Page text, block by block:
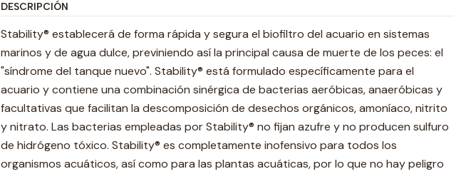
DESCRIPCIÓN
Stability® establecerá de forma rápida y segura el biofiltro del acuario en sistemas
marinos y de agua dulce, previniendo así la principal causa de muerte de los peces: el
"síndrome del tanque nuevo". Stability® está formulado específicamente para el
acuario y contiene una combinación sinérgica de bacterias aeróbicas, anaeróbicas y
facultativas que facilitan la descomposición de desechos orgánicos, amoníaco, nitrito
y nitrato. Las bacterias empleadas por Stability® no fijan azufre y no producen sulfuro
de hidrógeno tóxico. Stability® es completamente inofensivo para todos los
organismos acuáticos, así como para las plantas acuáticas, por lo que no hay peligro